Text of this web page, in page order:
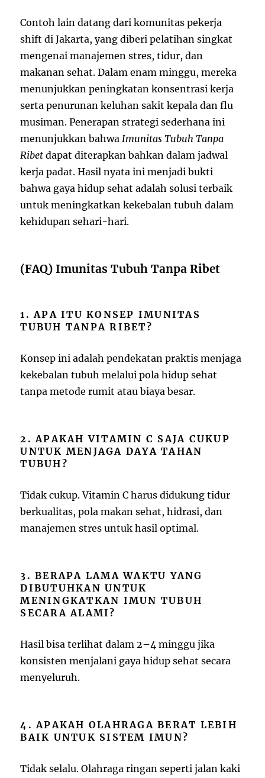
Contoh lain datang dari komunitas pekerja
shift di Jakarta, yang diberi pelatihan singkat
mengenai manajemen stres, tidur, dan
makanan sehat. Dalam enam minggu, mereka
menunjukkan peningkatan konsentrasi kerja
serta penurunan keluhan sakit kepala dan flu
musiman. Penerapan strategi sederhana ini
menunjukkan bahwa Imunitas Tubuh Tanpa
Ribet dapat diterapkan bahkan dalam jadwal
kerja padat. Hasil nyata ini menjadi bukti
bahwa gaya hidup sehat adalah solusi terbaik
untuk meningkatkan kekebalan tubuh dalam
kehidupan sehari-hari.
(FAQ) Imunitas Tubuh Tanpa Ribet
1. APA ITU KONSEP IMUNITAS
TUBUH TANPA RIBET?
Konsep ini adalah pendekatan praktis menjaga
kekebalan tubuh melalui pola hidup sehat
tanpa metode rumit atau biaya besar.
2. APAKAH VITAMIN C SAJA CUKUP
UNTUK MENJAGA DAYA TAHAN
TUBUH?
Tidak cukup. Vitamin C harus didukung tidur
berkualitas, pola makan sehat, hidrasi, dan
manajemen stres untuk hasil optimal.
3. BERAPA LAMA WAKTU YANG
DIBUTUHKAN UNTUK
MENINGKATKAN IMUN TUBUH
SECARA ALAMI?
Hasil bisa terlihat dalam 2–4 minggu jika
konsisten menjalani gaya hidup sehat secara
menyeluruh.
4. APAKAH OLAHRAGA BERAT LEBIH
BAIK UNTUK SISTEM IMUN?
Tidak selalu. Olahraga ringan seperti jalan kaki